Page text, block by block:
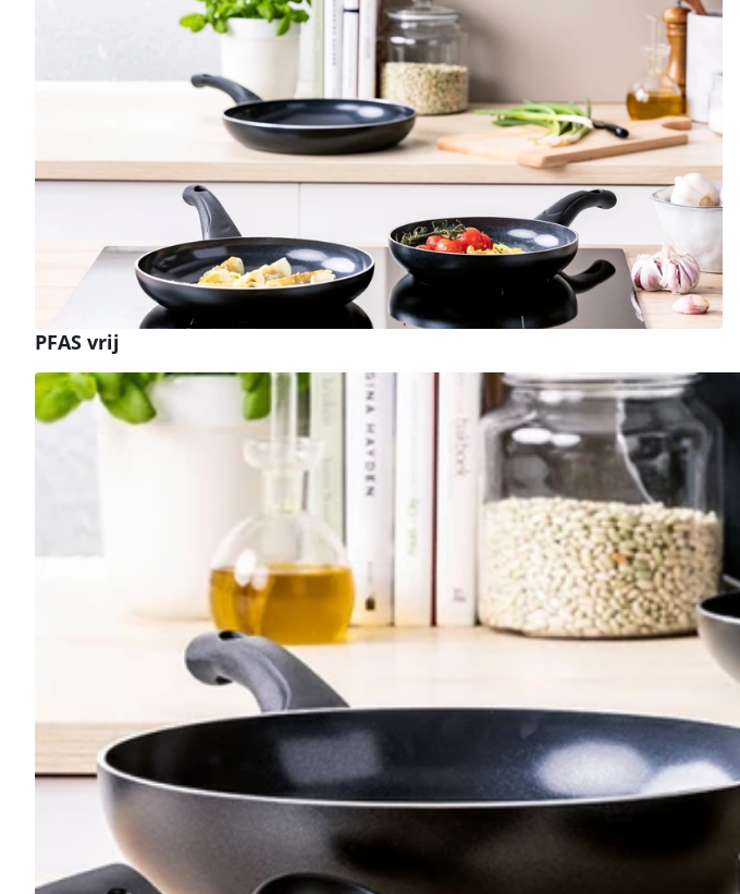
Beoordeling is 7,8 van de 10, gebaseerd op 19 reviews.
PFAS vrij